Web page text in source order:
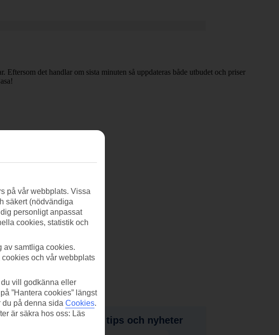
det handlar om sista minuten så uppdateras både utbudet och priser
Få erbjudanden, tips och nyheter
på vår webbplats. Vissa
säkert (nödvändiga
personligt anpassat
cookies, statistik och
av samtliga cookies.
cookies och vår webbplats
du vill godkänna eller
”Hantera cookies” längst
på denna sida Cookies.
är säkra hos oss: Läs